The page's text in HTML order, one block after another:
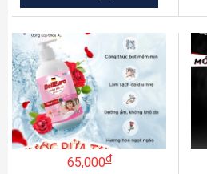
65,000đ